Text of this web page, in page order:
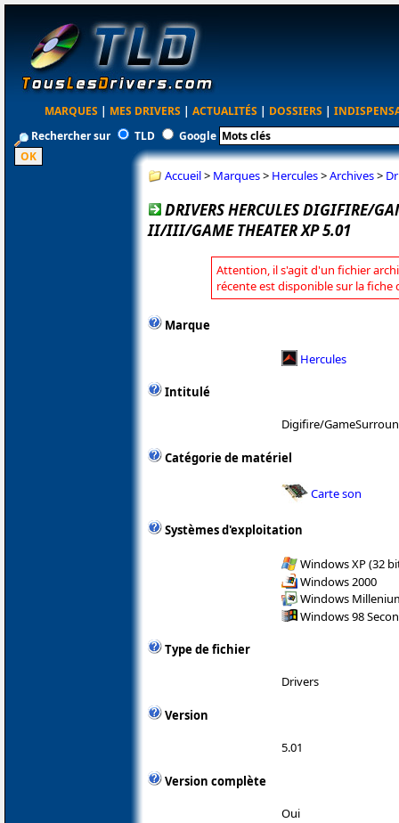
MARQUES | MES DRIVERS | ACTUALITÉS | DOSSIERS |
Rechercher sur
TLD Google
Accueil> Marques> Hercules>Archives>
DRIVERS HERCULES DIGIFIRE/
II/III/GAME THEATER XP 5.01
Attention, il s'agit d'un fichier
récente est disponible sur la fiche
Marque
Hercules
Intitulé
Digifire/
Catégorie de matériel
Carte son
Systèmes d'exploitation
Windows XP (32
Windows 2000
Windows
Windows 98
Type de fichier
Drivers
Version
5.01
Version complète
Oui